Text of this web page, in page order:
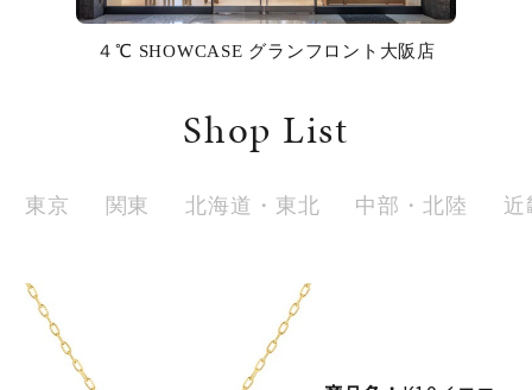
着用シーン
４℃ SHOWCASE グランフロント大阪店
Shop List
東京 関東 北海道・東北 中部・北陸 近